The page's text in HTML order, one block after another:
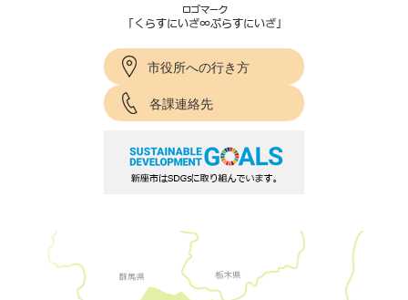
市役所への行き方
各課連絡先